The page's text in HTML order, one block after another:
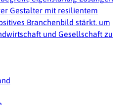
Gestalter mit resilientem
Branchenbild stärkt, um
und Gesellschaft zu